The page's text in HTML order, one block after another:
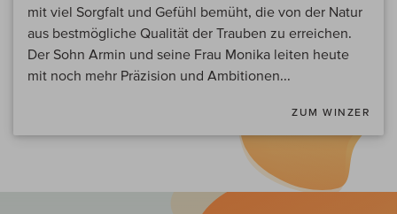
mit viel Sorgfalt und Gefühl bemüht, die von der Natur
aus bestmögliche Qualität der Trauben zu erreichen.
Der Sohn Armin und seine Frau Monika leiten heute
mit noch mehr Präzision und Ambitionen...
ZUM WINZER